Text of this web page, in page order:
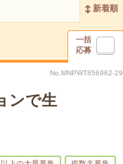
新着順
一括
応募
No.MNPWT856962-29
ンで生